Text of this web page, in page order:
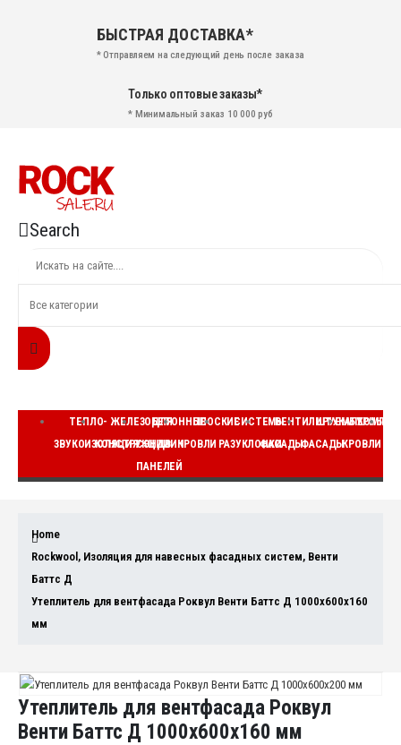
БЫСТРАЯ ДОСТАВКА*
* Отправляем на следующий день после заказа
Только оптовые заказы*
* Минимальный заказ 10 000 руб
Search
ТЕПЛО-
ЗВУКОИЗОЛЯЦИЯ
ЖЕЛЕЗОБЕТОННЫЕ
КОНСТРУКЦИИ
ДЛЯ
СЭНДВИЧ
ПАНЕЛЕЙ
ПЛОСКИЕ
КРОВЛИ
СИСТЕМЫ
РАЗУКЛОНКИ
ВЕНТИЛИРУЕМЫЕ
ФАСАДЫ
ШТУКАТУРНЫЕ
ФАСАДЫКРОВЛИ
Home
Rockwool , Изоляция для навесных фасадных систем, Венти
Баттс Д
Утеплитель для вентфасада Роквул Венти Баттс Д 1000x600x160
мм
Утеплитель для вентфасада Роквул
Венти Баттс Д 1000x600x160 мм